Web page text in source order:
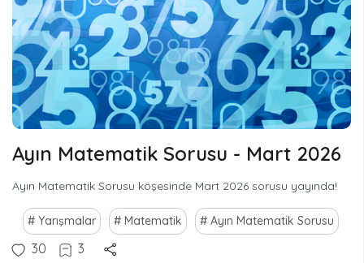
Ayın Matematik Sorusu - Mart 2026
Ayın Matematik Sorusu köşesinde Mart 2026 sorusu yayında!
Yarışmalar Matematik Ayın Matematik Sorusu
30 3